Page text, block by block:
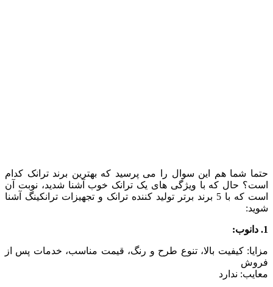
حتما شما هم این سوال را می پرسید که بهترین برند ترانک کدام
است؟ حال که با ویژگی های یک ترانک خوب آشنا شدید، نوبت آن
است که با 5 برند برتر تولید کننده ترانک و تجهیزات ترانکینگ آشنا
شوید:
1. دانوب:
مزایا: کیفیت بالا، تنوع طرح و رنگ، قیمت مناسب، خدمات پس از
فروش
معایب: ندارد